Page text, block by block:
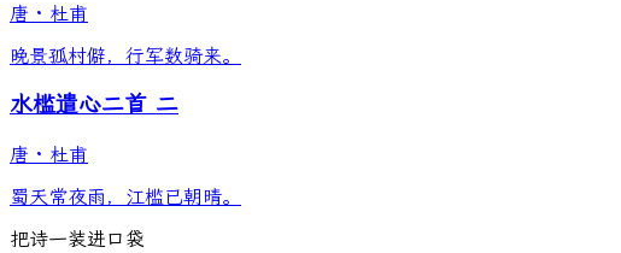
唐 · 杜甫
晚景孤村僻，行军数骑来。
水槛遣心二首 二
唐 · 杜甫
蜀天常夜雨，江槛已朝晴。
把诗一装进口袋